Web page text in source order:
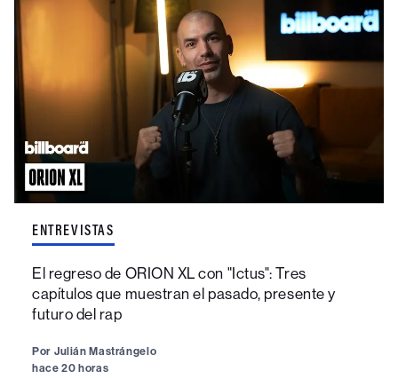
ENTREVISTAS
El regreso de ORION XL con "Ictus": Tres
capítulos que muestran el pasado, presente y
futuro del rap
Por Julián Mastrángelo
hace 20 horas